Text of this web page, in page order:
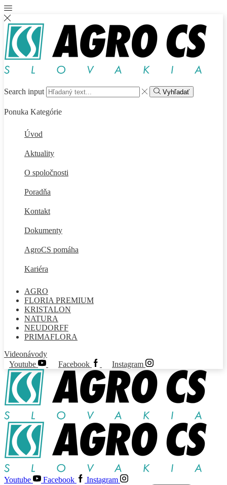
Search input Vyhľadať
Ponuka Kategórie
Úvod
Aktuality
O spoločnosti
Poradňa
Kontakt
Dokumenty
AgroCS pomáha
Kariéra
AGRO
FLORIA PREMIUM
KRISTALON
NATURA
NEUDORFF
PRIMAFLORA
Videonávody
Youtube
Facebook Instagram
Youtube Facebook
Instagram